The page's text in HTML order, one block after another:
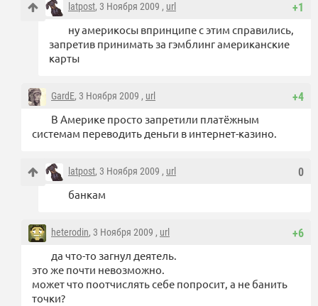
+1
latpost, 3 Ноября 2009 , url
ну америкосы впринципе с этим справились,
запретив принимать за гэмблинг американские
карты
+4
GardE, 3 Ноября 2009 , url
В Америке просто запретили платёжным
системам переводить деньги в интернет-казино.
0
latpost, 3 Ноября 2009 , url
банкам
+6
heterodin, 3 Ноября 2009 , url
да что-то загнул деятель.
это же почти невозможно.
может что поотчислять себе попросит, а не банить
точки?